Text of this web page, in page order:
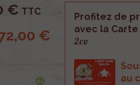
€ TTC
€
Profitez de
avec la
2cv
au